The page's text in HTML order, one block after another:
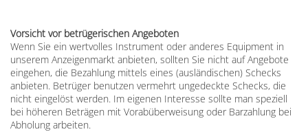
Vorsicht vor betrügerischen Angeboten
Wenn Sie ein wertvolles Instrument oder anderes Equipment in
unserem Anzeigenmarkt anbieten, sollten Sie nicht auf Angebote
eingehen, die Bezahlung mittels eines (ausländischen) Schecks
anbieten. Betrüger benutzen vermehrt ungedeckte Schecks, die
nicht eingelöst werden. Im eigenen Interesse sollte man speziell
bei höheren Beträgen mit Vorabüberweisung oder Barzahlung bei
Abholung arbeiten.